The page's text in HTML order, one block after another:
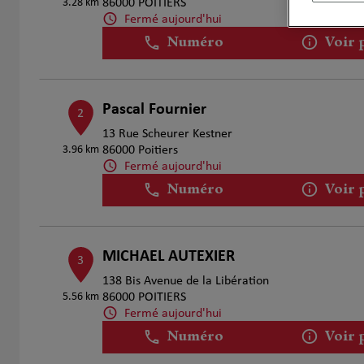
3.28 km 86000 POITIERS
Fermé aujourd'hui
Numéro Voir
2
3.96 km
Pascal Fournier
13 Rue Scheurer Kestner
86000 Poitiers
Fermé aujourd'hui
Numéro Voir
3
5.56 km
MICHAEL AUTEXIER
138 Bis Avenue de la Libération
86000 POITIERS
Fermé aujourd'hui
Numéro Voir